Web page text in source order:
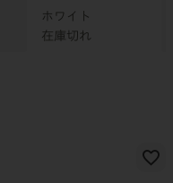
ホワイト
在庫切れ